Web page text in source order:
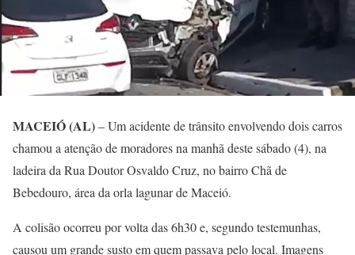
MACEIÓ (AL)– Um acidente de trânsito envolvendo dois carros
chamou a atenção de moradores na manhã deste sábado (4), na
ladeira da Rua Doutor Osvaldo Cruz, no bairro Chã de
Bebedouro, área da orla lagunar de Maceió.
A colisão ocorreu por volta das 6h30 e, segundo testemunhas,
causou um grande susto em quem passava pelo local. Imagens